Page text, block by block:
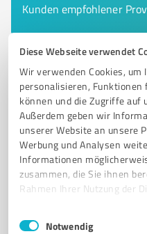
Diese Webseite verwendet
Wir verwenden Cookies, um
personalisieren, Funktionen
können und die Zugriffe auf
Außerdem geben wir
unserer Website an unsere
Werbung und Analysen
Informationen
zusammen, die Sie ihnen
Rahmen Ihrer Nutzung der
Impressum
Einwilligungsauswahl
Notwendig
Kunden empfohlener
6 IT-Dienstleistungen
Maredi-IT
IT-Dienstleistungen und
- Maredi-IT
IT-DIENSTLEISTUNGEN
FERNWARTUNG
VOR-ORT-SERVICE INTERNET-